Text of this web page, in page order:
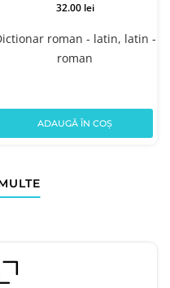
roman - latin, latin -
roman
32.00 lei
ADAUGĂ ÎN COȘ